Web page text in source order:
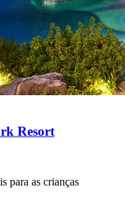
Resort
para as crianças